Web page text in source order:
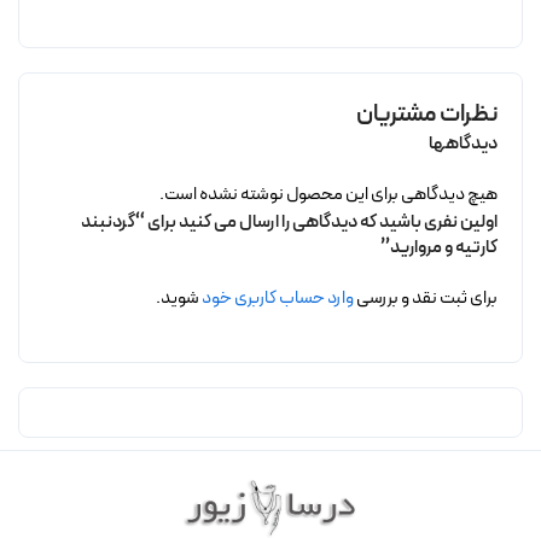
نظرات مشتریان
دیدگاهها
هیچ دیدگاهی برای این محصول نوشته نشده است.
اولین نفری باشید که دیدگاهی را ارسال می کنید برای “گردنبند
کارتیه و مروارید”
برای ثبت نقد و بررسیوارد حساب کاربری خودشوید.